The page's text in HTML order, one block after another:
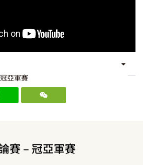
亞軍賽
賽 – 冠亞軍賽